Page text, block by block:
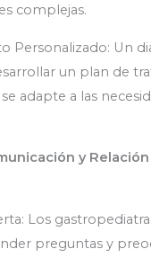
complejas.
Personalizado: Un
un plan de
adapte a las
y
Los
preguntas y